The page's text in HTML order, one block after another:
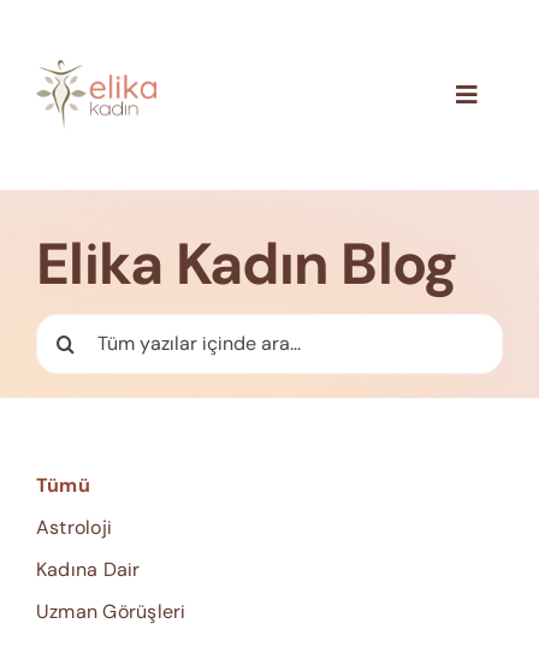
content
Toggle
İletişim
Elika Kadın Blog
Ara:
Tümü
Astroloji
Kadına Dair
Uzman Görüşleri